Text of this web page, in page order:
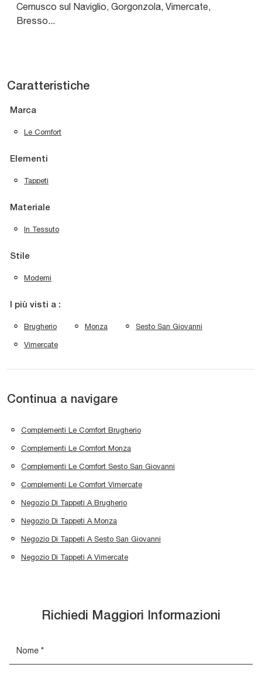
Cernusco sul Naviglio, Gorgonzola, Vimercate,
Bresso...
Caratteristiche
Marca
Le Comfort
Elementi
Tappeti
Materiale
In Tessuto
Stile
Moderni
I più visti a :
Brugherio Monza Sesto San Giovanni
Vimercate
Continua a navigare
Complementi Le Comfort Brugherio
Complementi Le Comfort Monza
Complementi Le Comfort Sesto San Giovanni
Complementi Le Comfort Vimercate
Negozio Di Tappeti A Brugherio
Negozio Di Tappeti A Monza
Negozio Di Tappeti A Sesto San Giovanni
Negozio Di Tappeti A Vimercate
Richiedi Maggiori Informazioni